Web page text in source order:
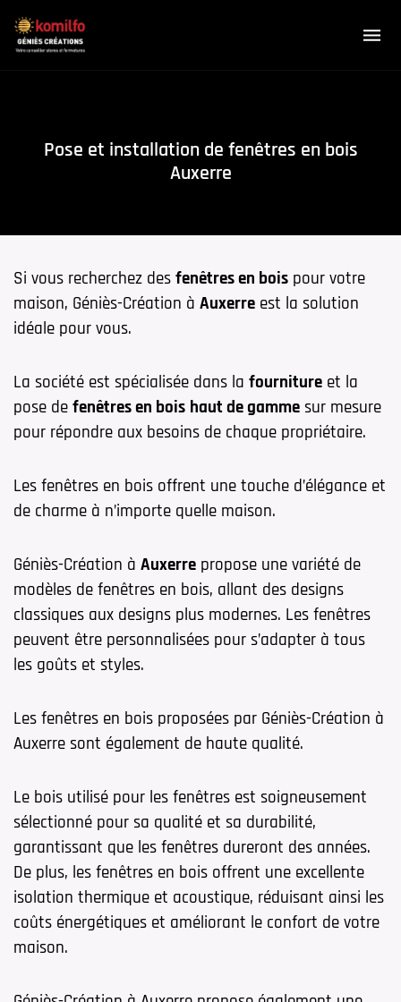
Pose et installation de fenêtres en bois
Auxerre
Si vous recherchez des fenêtres en bois pour votre
maison, Géniès-Création à Auxerre est la solution
idéale pour vous.
La société est spécialisée dans la fourniture et la
pose de fenêtres en bois haut de gamme sur mesure
pour répondre aux besoins de chaque propriétaire.
Les fenêtres en bois offrent une touche d’élégance et
de charme à n’importe quelle maison.
Géniès-Création à Auxerre propose une variété de
modèles de fenêtres en bois, allant des designs
classiques aux designs plus modernes. Les fenêtres
peuvent être personnalisées pour s’adapter à tous
les goûts et styles.
Les fenêtres en bois proposées par Géniès-Création à
Auxerre sont également de haute qualité.
Le bois utilisé pour les fenêtres est soigneusement
sélectionné pour sa qualité et sa durabilité,
garantissant que les fenêtres dureront des années.
De plus, les fenêtres en bois offrent une excellente
isolation thermique et acoustique, réduisant ainsi les
coûts énergétiques et améliorant le confort de votre
maison.